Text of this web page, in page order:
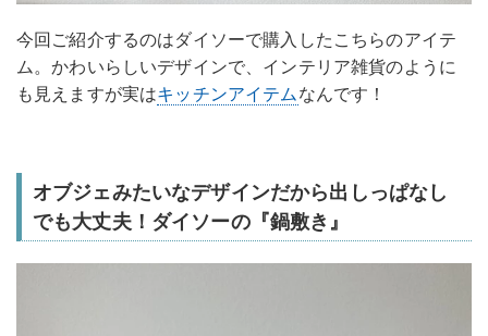
今回ご紹介するのはダイソーで購入したこちらのアイテ
ム。かわいらしいデザインで、インテリア雑貨のように
も見えますが実はキッチンアイテム なんです！
オブジェみたいなデザインだから出しっぱなし
でも大丈夫！ダイソーの『鍋敷き』